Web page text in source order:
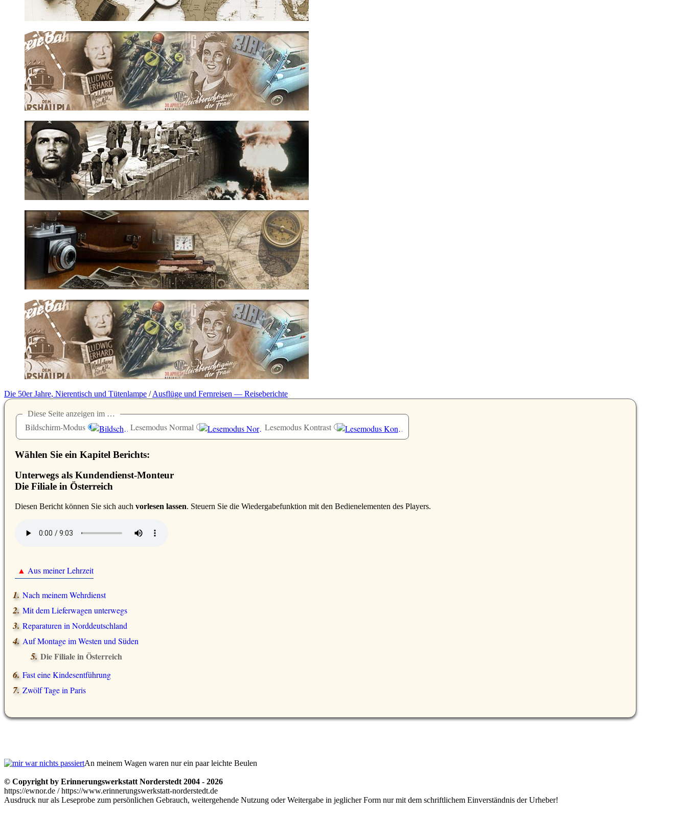
Die 50er Jahre, Nierentisch und Tütenlampe /Ausflüge und Fernreisen — Reiseberichte
Diese Seite anzeigen im …
Bildschirm-Modus Lesemodus Normal Lesemodus Kontrast
Wählen Sie ein Kapitel Berichts:
Unterwegs als Kundendienst-Monteur
Die Filiale in Österreich
Diesen Bericht können Sie sich auch vorlesen lassen. Steuern Sie die Wiedergabefunktion mit den Bedienelementen des Players.
▲ Aus meiner Lehrzeit
Nach meinem Wehrdienst
Mit dem Lieferwagen unterwegs
Reparaturen in Norddeutschland
Auf Montage im Westen und Süden
Die Filiale in Österreich
Fast eine Kindesentführung
Zwölf Tage in Paris
An meinem Wagen waren nur ein paar leichte Beulen
© Copyright by Erinnerungswerkstatt Norderstedt 2004 - 2026
https://ewnor.de / https://www.erinnerungswerkstatt-norderstedt.de
Ausdruck nur als Leseprobe zum persönlichen Gebrauch, weitergehende Nutzung oder Weitergabe in jeglicher Form nur mit dem schriftlichem Einverständnis der Urheber!